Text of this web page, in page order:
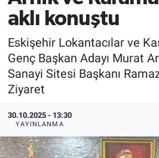
aklı konuştu
Eskişehir Lokantacılar ve
Genç Başkan Adayı Murat
Sanayi Sitesi Başkanı
Ziyaret
30.10.2025 - 13:30
YAYINLANMA
Türkiye
Dünya
Sağlık
Alış-Veriş/İş dünyası
Eskişehir Arşivi
Röportaj
Ekonomi
Kültür Sanat
Politika
Tüm Manşetler
Son Dakika Haberleri
Haber Arşivi